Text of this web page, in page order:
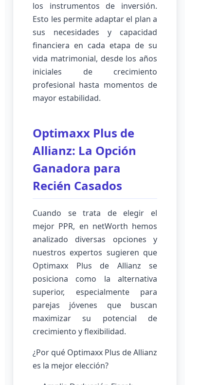
los instrumentos de inversión.
Esto les permite adaptar el plan a
sus necesidades y capacidad
financiera en cada etapa de su
vida matrimonial, desde los años
iniciales de crecimiento
profesional hasta momentos de
mayor estabilidad.
Optimaxx Plus de
Allianz: La Opción
Ganadora para
Recién Casados
Cuando se trata de elegir el
mejor PPR, en netWorth hemos
analizado diversas opciones y
nuestros expertos sugieren que
Optimaxx Plus de Allianz se
posiciona como la alternativa
superior, especialmente para
parejas jóvenes que buscan
maximizar su potencial de
crecimiento y flexibilidad.
¿Por qué Optimaxx Plus de Allianz
es la mejor elección?